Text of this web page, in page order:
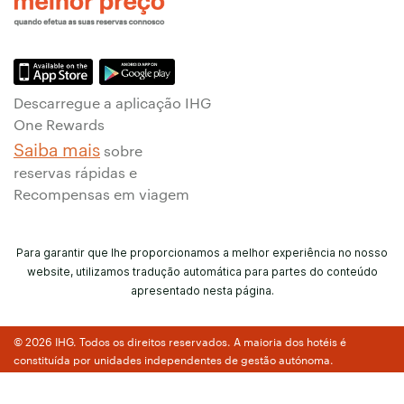
Descarregue a aplicação IHG
One Rewards
Saiba mais sobre
reservas rápidas e
Recompensas em viagem
Para garantir que lhe proporcionamos a melhor experiência no nosso
website, utilizamos tradução automática para partes do conteúdo
apresentado nesta página.
© 2026 IHG. Todos os direitos reservados. A maioria dos hotéis é
constituída por unidades independentes de gestão autónoma.